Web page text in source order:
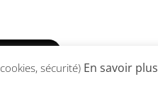
sécurité) En savoir plus